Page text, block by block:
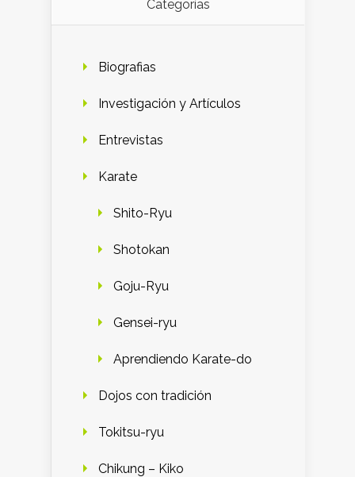
Categorías
Biografias
Investigación y Artículos
Entrevistas
Karate
Shito-Ryu
Shotokan
Goju-Ryu
Gensei-ryu
Aprendiendo Karate-do
Dojos con tradición
Tokitsu-ryu
Chikung – Kiko